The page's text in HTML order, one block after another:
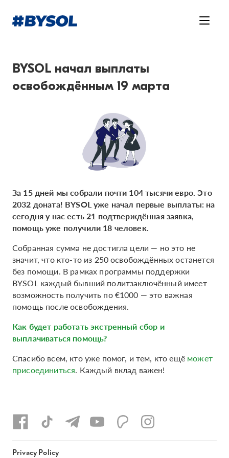
BYSOL начал выплаты
освобождённым 19 марта
За 15 дней мы собрали почти 104 тысячи евро. Это
2032 доната! BYSOL уже начал первые выплаты: на
сегодня у нас есть 21 подтверждённая заявка,
помощь уже получили 18 человек.
Собранная сумма не достигла цели — но это не
значит, что кто-то из 250 освобождённых останется
без помощи. В рамках программы поддержки
BYSOL каждый бывший политзаключённый имеет
возможность получить по €1000 — это важная
помощь после освобождения.
Как будет работать экстренный сбор и
выплачиваться помощь?
Спасибо всем, кто уже помог, и тем, кто ещё может
присоединиться. Каждый вклад важен!
Privacy Policy